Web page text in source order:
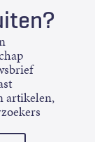
artikelen,